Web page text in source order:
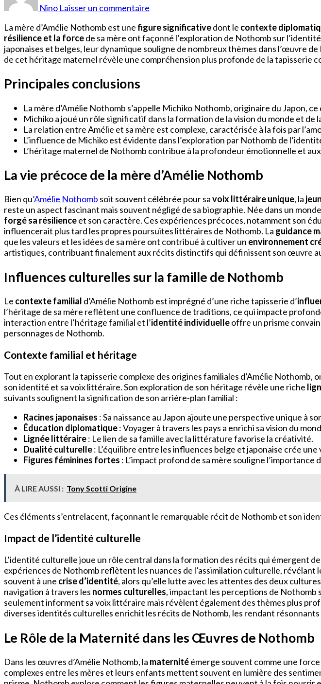
Nino Laisser un commentaire
la
mère
d’Amélie
Nothomb
?
La mère d’Amélie Nothomb est unefigure significativedont le contexte
résilience et la forcede sa mère ont façonné l’exploration de Nothomb sur
japonaises et belges, leur dynamique souligne de nombreux thèmes dans l’œuvre
de cet héritage maternel révèle une compréhension plus profonde de la tapisserie
Principales conclusions
La mère d’Amélie Nothomb s’appelle Michiko Nothomb, originaire du Japon,
Michiko a joué un rôle significatif dans la formation de la vision du monde et de
La relation entre Amélie et sa mère est complexe, caractérisée à la fois par
L’influence de Michiko est évidente dans l’exploration par Nothomb de
L’héritage maternel de Nothomb contribue à la profondeur émotionnelle et
La vie précoce de la mère d’Amélie Nothomb
Bien qu’Amélie Nothomb soit souvent célébrée pour savoix littéraire unique, la
reste un aspect fascinant mais souvent négligé de sa biographie. Née dans un
forgé sa résilienceet son caractère. Ces expériences précoces, notamment son
influencerait plus tard les propres poursuites littéraires de Nothomb. La guidance
que les valeurs et les idées de sa mère ont contribué à cultiver un environnement
artistiques, contribuant finalement aux récits distinctifs qui définissent son œuvre
Influences culturelles sur la famille de Nothomb
Le contexte familial d’Amélie Nothomb est imprégné d’une riche tapisserie d’
l’héritage de sa mère reflètent une confluence de traditions, ce qui impacte
interaction entre l’héritage familial et l’identité individuelleoffre un prisme
personnages de Nothomb.
Contexte familial et héritage
Tout en explorant la tapisserie complexe des origines familiales d’Amélie Nothomb,
son identité et sa voix littéraire. Son exploration de son héritage révèle une riche
suivants soulignent la signification de son arrière-plan familial :
Racines japonaises : Sa naissance au Japon ajoute une perspective unique à
Éducation diplomatique: Voyager à travers les pays a enrichi sa vision du
Lignée littéraire: Le lien de sa famille avec la littérature favorise la créativité.
Dualité culturelle: L’équilibre entre les influences belge et japonaise crée
Figures féminines fortes : L’impact profond de sa mère souligne l’importance
À LIRE AUSSI : Tony Scotti Origine
Ces éléments s’entrelacent, façonnant le remarquable récit de Nothomb et son
Impact de l’identité culturelle
L’identité culturelle joue un rôle central dans la formation des récits qui émergent
expériences de Nothomb reflètent les nuances de l’assimilation culturelle,
souvent à une crise d’identité, alors qu’elle lutte avec les attentes des deux
navigation à travers les normes culturelles, impactant les perceptions de Nothomb
seulement informent sa voix littéraire mais révèlent également des thèmes plus
diverses identités culturelles enrichit les récits de Nothomb, les rendant
Le Rôle de la Maternité dans les Œuvres de Nothomb
Dans les œuvres d’Amélie Nothomb, la maternitéémerge souvent comme une
complexes entre les mères et leurs enfants mettent souvent en lumière des